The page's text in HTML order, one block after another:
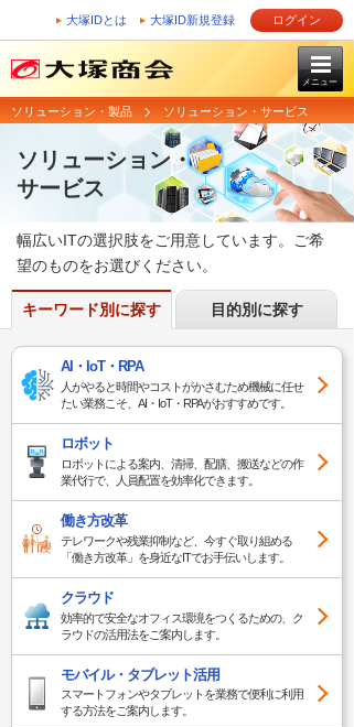
大塚IDとは 大塚ID新規登録 ログイン
メニュー
ソリューション・製品 ソリューション・サービス
ソリューション・
サービス
幅広いITの選択肢をご用意しています。ご希
望のものをお選びください。
キーワード別に探す 目的別に探す
AI・IoT・RPA
人がやると時間やコストがかさむため機械に任せ
たい業務こそ、AI・IoT・RPAがおすすめです。
ロボット
ロボットによる案内、清掃、配膳、搬送などの作
業代行で、人員配置を効率化できます。
働き方改革
テレワークや残業抑制など、今すぐ取り組める
「働き方改革」を身近なITでお手伝いします。
クラウド
効率的で安全なオフィス環境をつくるための、ク
ラウドの活用法をご案内します。
モバイル・タブレット活用
スマートフォンやタブレットを業務で便利に利用
する方法をご案内します。